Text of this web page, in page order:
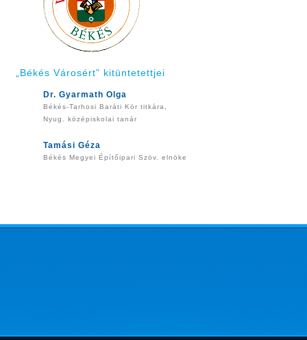
„Békés Városért” kitüntetettjei
Dr. Gyarmath Olga
Békés-Tarhosi Baráti Kör titkára,
Nyug. középiskolai tanár
Tamási Géza
Békés Megyei Építőipari Szöv. elnöke